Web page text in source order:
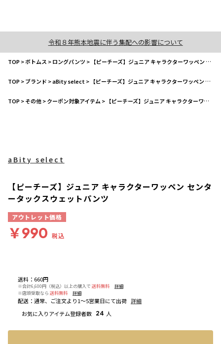
令和８年熊本地震に伴う集配への影響について
TOP>ボトムス >ロングパンツ > 【ピーチーズ】ジュニア キャラクターワッペン センタータックスウェットパンツ
TOP>ブランド >aBity select > 【ピーチーズ】ジュニア キャラクターワッペン センタータックスウェットパンツ
TOP>その他>クーポン対象アイテム > 【ピーチーズ】ジュニア キャラクターワッペン センタータックスウェットパンツ
送料 ： 660円
※合計6,600円（税込）以上の購入で 送料無料
詳細
※店頭受取なら 送料無料 詳細
配送 ： 通常、ご注文より1～5営業日にて出荷 詳細
お気に入りアイテム登録者数 24 人
aBity select
【ピーチーズ】ジュニア キャラクターワッペン センタ
ータックスウェットパンツ
アウトレット価格
￥990 税込